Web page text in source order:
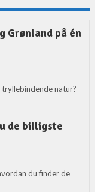
Grønland på én
natur?
de billigste
du finder de